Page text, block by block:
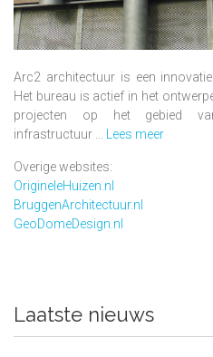
Arc2 architectuur is een
Het bureau is actief in het
projecten op het gebied
infrastructuur ...
Lees meer
Overige websites:
OrigineleHuizen.nl
BruggenArchitectuur.nl
GeoDomeDesign.nl
Laatste nieuws